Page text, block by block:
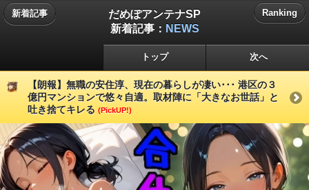
新着記事
だめぽアンテナSP
新着記事： NEWS
Ranking
トップ 次へ
【朗報】無職の安住淳、現在の暮らしが凄い･･･ 港区の３
億円マンションで悠々自適。取材陣に「大きなお世話」と
吐き捨てキレる (PickUP!)